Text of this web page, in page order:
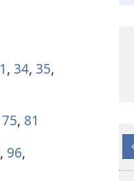
, 34, 35,
75, 81
, 96,